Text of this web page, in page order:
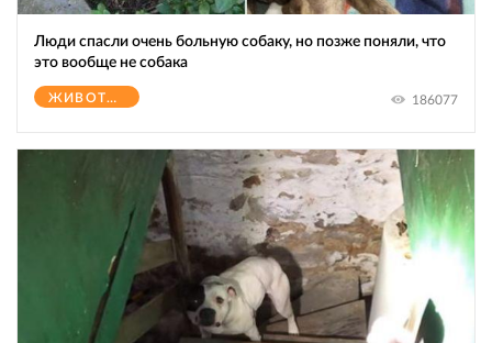
Люди спасли очень больную собаку, но позже поняли, что
это вообще не собака
ЖИВОТНЫЕ 186077